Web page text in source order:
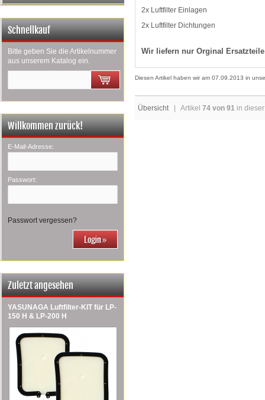
Schnellkauf
Bitte geben Sie die Artikelnummer
aus unserem Katalog ein.
Willkommen zurück!
E-Mail-Adresse:
Passwort:
Passwort vergessen?
Zuletzt angesehen
YASUNAGA Luftfilter-KIT für LP-
150 H & LP-200 H
2x Luftfilter Einlagen
2x Luftfilter Dichtungen
Wir liefern nur Orginal
Diesen Artikel haben wir am 07.09.2013 in
Übersicht| Artikel 74 von 91 in